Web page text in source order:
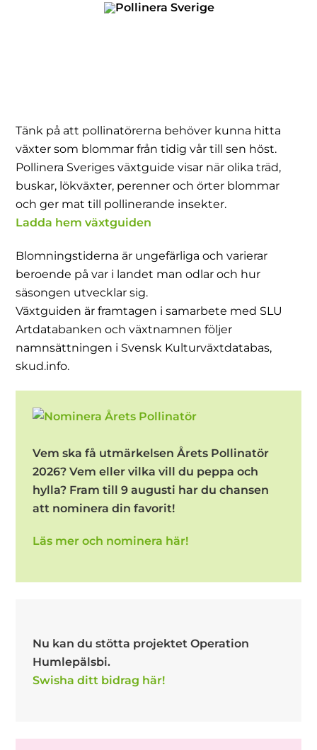
Tänk på att pollinatörerna behöver kunna hitta
växter som blommar från tidig vår till sen höst.
Pollinera Sveriges växtguide visar när olika träd,
buskar, lökväxter, perenner och örter blommar
och ger mat till pollinerande insekter.
Ladda hem växtguiden
Blomningstiderna är ungefärliga och varierar
beroende på var i landet man odlar och hur
säsongen utvecklar sig.
Växtguiden är framtagen i samarbete med SLU
Artdatabanken och växtnamnen följer
namnsättningen i Svensk Kulturväxtdatabas,
skud.info.
Vem ska få utmärkelsen Årets Pollinatör
2026? Vem eller vilka vill du peppa och
hylla? Fram till 9 augusti har du chansen
att nominera din favorit!
Läs mer och nominera här!
Nu kan du stötta projektet Operation
Humlepälsbi.
Swisha ditt bidrag här!